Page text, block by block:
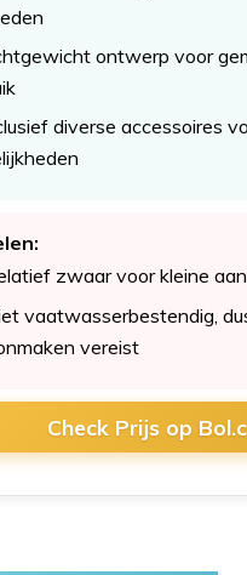
ontwerp voor
diverse accessoires
zwaar voor kleine
vaatwasserbestendig,
vereist
Check Prijs op